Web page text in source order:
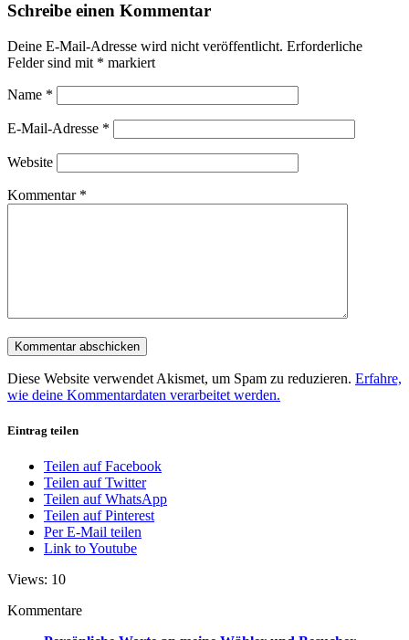
Schreibe einen Kommentar
Deine E-Mail-Adresse wird nicht veröffentlicht. Erforderliche
Felder sind mit * markiert
Name *
E-Mail-Adresse *
Website
Kommentar *
Diese Website verwendet Akismet, um Spam zu reduzieren. Erfahre,
wie deine Kommentardaten verarbeitet werden.
Eintrag teilen
Teilen auf Facebook
Teilen auf Twitter
Teilen auf WhatsApp
Teilen auf Pinterest
Per E-Mail teilen
Link to Youtube
Views: 10
Kommentare